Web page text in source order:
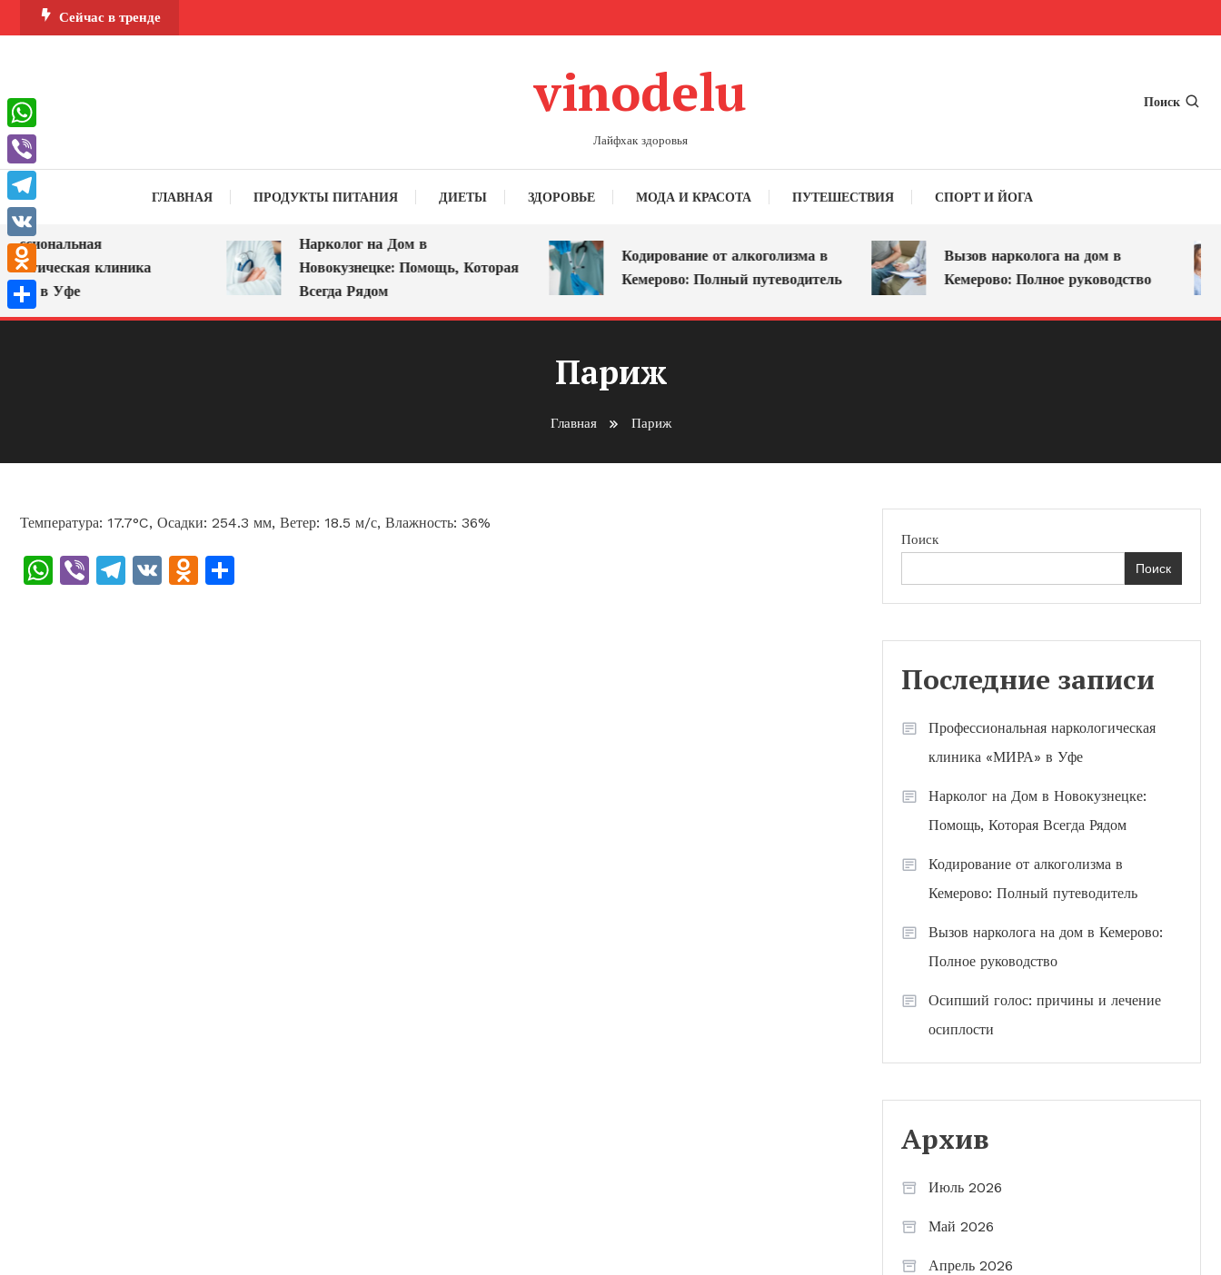
Перейти
к
Сейчас в тренде
vinodelu
Лайфхак здоровья
Поиск
ГЛАВНАЯ ПРОДУКТЫ ПИТАНИЯ ДИЕТЫ ЗДОРОВЬЕ МОДА И КРАСОТА ПУТЕШЕСТВИЯ СПОРТ И ЙОГА
клиника
в Уфе
Нарколог на Дом в
Новокузнецке: Помощь, Которая
Всегда Рядом
Кодирование от алкоголизма в
Кемерово: Полный путеводитель
Вызов нарколога на дом в
Кемерово: Полное руководство
Париж
Главная Париж
Температура: 17.7°C, Осадки: 254.3 мм, Ветер: 18.5 м/с, Влажность: 36%
WhatsApp
ViberTelegram
VK Odnoklassniki
Поиск
Поиск
Последние записи
Профессиональная наркологическая
клиника «МИРА» в Уфе
Нарколог на Дом в Новокузнецке:
Помощь, Которая Всегда Рядом
Кодирование от алкоголизма в
Кемерово: Полный путеводитель
Вызов нарколога на дом в Кемерово:
Полное руководство
Осипший голос: причины и лечение
осиплости
Архив
Июль 2026
Май 2026
Апрель 2026
WhatsApp
Viber
Telegram
VK
Odnoklassniki
Отправить